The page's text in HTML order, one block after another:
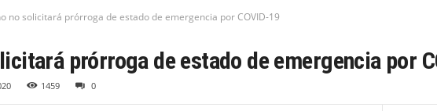
no solicitará prórroga de estado de emergencia por COVID-19
prórroga de estado de emergencia por
1459 0